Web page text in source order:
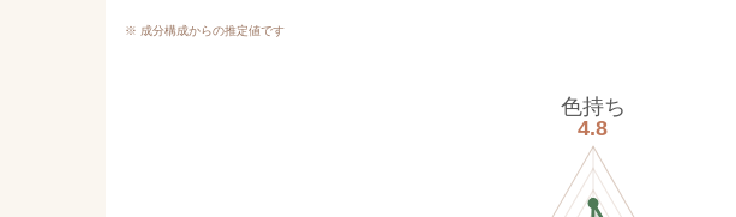
※ 成分構成からの推定値です
色持ち
4.8